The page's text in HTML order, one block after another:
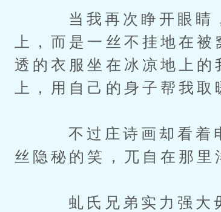
当我再次睁开眼睛，
上，而是一丝不挂地在
透的衣服坐在冰凉地上
上，用自己的身子帮我取
不过庄诗画却看着电
丝隐秘的笑，兀自在那里
虬氏兄弟实力强大毋